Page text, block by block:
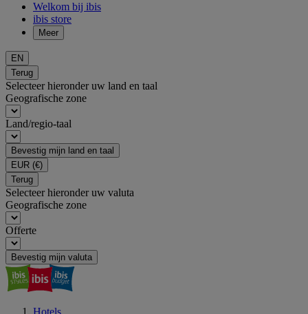
Welkom bij ibis
ibis store
Meer
EN
Terug
Selecteer hieronder uw land en taal
Geografische zone
Land/regio-taal
Bevestig mijn land en taal
EUR (€)
Terug
Selecteer hieronder uw valuta
Geografische zone
Offerte
Bevestig mijn valuta
Hotels